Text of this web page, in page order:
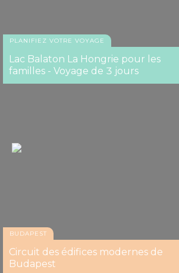
PLANIFIEZ VOTRE VOYAGE
Lac Balaton La Hongrie pour les
familles - Voyage de 3 jours
BUDAPEST
Circuit des édifices modernes de
Budapest